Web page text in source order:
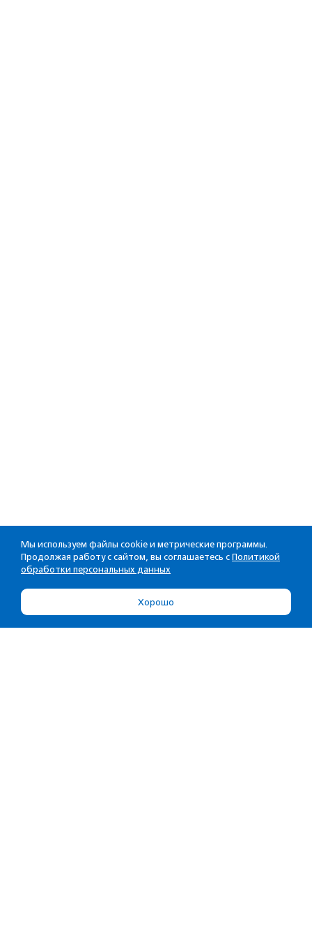
Мы используем файлы cookie и метрические программы.
Продолжая работу с сайтом, вы соглашаетесь с Политикой
обработки персональных данных
Хорошо